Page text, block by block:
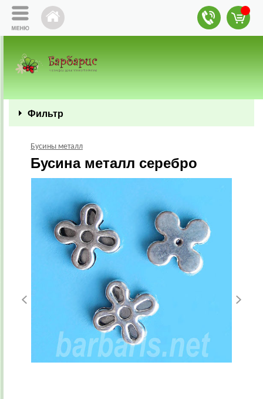
Фильтр
Бусины металл
Бусина металл серебро